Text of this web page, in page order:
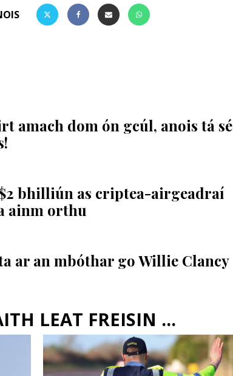
amach dom ón gcúl, anois tá sé
bhilliún as criptea-airgeadraí
ainm orthu
ar an mbóthar go Willie Clancy
LEAT FREISIN ...